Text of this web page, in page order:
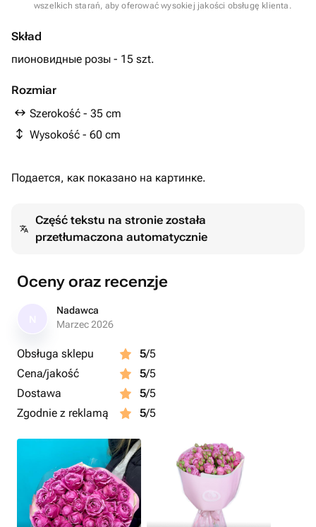
wszelkich starań, aby oferować wysokiej jakości obsługę klienta.
Skład
пионовидные розы - 15 szt.
Rozmiar
Szerokość - 35 cm
Wysokość - 60 cm
Подается, как показано на картинке.
Część tekstu na stronie została
przetłumaczona automatycznie
Oceny oraz recenzje
Nadawca
Marzec 2026
Obsługa sklepu 5/5
Cena/jakość
5/5
Dostawa
5/5
Zgodnie z reklamą
5/5